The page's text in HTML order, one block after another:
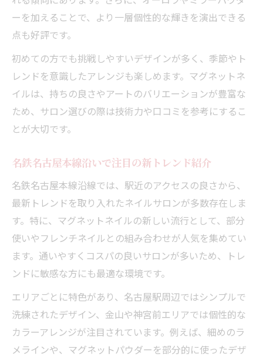
立体感のある輝きで指先を華やかに演出
短い爪にも映えるマグネットネイルの魅力
名鉄名古屋本線エリアで体験できる3Dアー
ト
シンプルでも映えるマグネットネイルの工
夫
マグネットネイルがおしゃれ女子に選ばれる理
マグネットネイルが若い女性に人気の背景
口コミで話題のマグネットネイルの魅力分
析
SNS映えするマグネットネイル活用術
おしゃれを叶えるマグネットネイルの選び
安く賢くマグネットネイルを楽しむ方法まとめ
マグネットネイルをお得に楽しむコツ紹介
名鉄名古屋本線沿線で見つかる安いサロン
ーを加えることで、より一層個性的な輝きを演出できる
点も好評です。
初めての方でも挑戦しやすいデザインが多く、季節やト
レンドを意識したアレンジも楽しめます。マグネットネ
イルは、持ちの良さやアートのバリエーションが豊富な
ため、サロン選びの際は技術力や口コミを参考にするこ
とが大切です。
名鉄名古屋本線沿いで注目の新トレンド紹介
名鉄名古屋本線沿線では、駅近のアクセスの良さから、
最新トレンドを取り入れたネイルサロンが多数存在しま
す。特に、マグネットネイルの新しい流行として、部分
使いやフレンチネイルとの組み合わせが人気を集めてい
ます。通いやすくコスパの良いサロンが多いため、トレ
ンドに敏感な方にも最適な環境です。
エリアごとに特色があり、名古屋駅周辺ではシンプルで
洗練されたデザイン、金山や神宮前エリアでは個性的な
カラーアレンジが注目されています。例えば、細めのラ
メラインや、マグネットパウダーを部分的に使ったデザ